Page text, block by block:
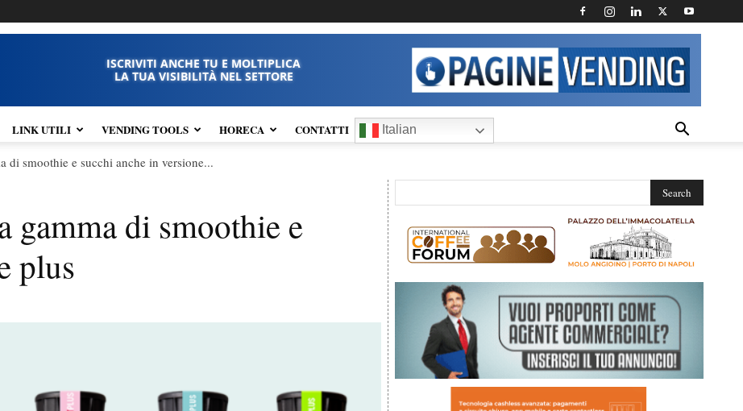
ISCRIVITI ANCHE TU E MOLTIPLICA
LA TUA VISIBILITÀ NEL SETTORE
LINK UTILI VENDING TOOLS HORECA CONTATTI Italian
di smoothie e succhi anche in versione...
gamma di smoothie e
plus